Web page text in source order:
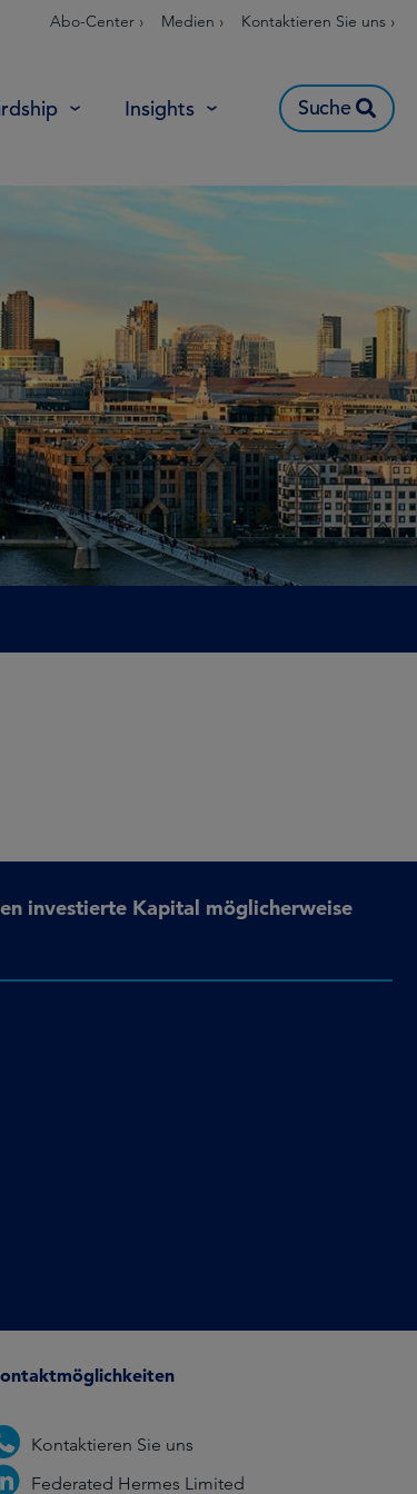
Abo-Center › Medien › Kontaktieren Sie uns ›
Insights Suche
investierte Kapital möglicherweise
Kontaktieren Sie uns
Federated Hermes Limited